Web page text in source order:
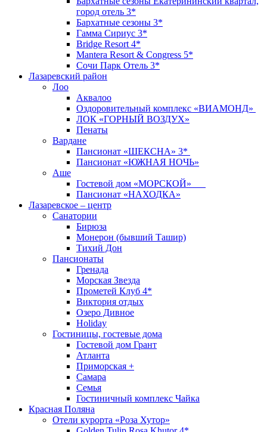
город отель 3*
Бархатные сезоны 3*
Гамма Сириус 3*
Bridge Resort 4*
Mantera Resort & Congress 5*
Сочи Парк Отель 3*
Лазаревский район
Лоо
Аквалоо
Оздоровительный комплекс «ВИАМОНД»
ЛОК «ГОРНЫЙ ВОЗДУХ»
Пенаты
Вардане
Пансионат «ШЕКСНА» 3*
Пансионат «ЮЖНАЯ НОЧЬ»
Аше
Гостевой дом «МОРСКОЙ»
Пансионат «НАХОДКА»
Лазаревское – центр
Санатории
Бирюза
Монерон (бывший Ташир)
Тихий Дон
Пансионаты
Гренада
Морская Звезда
Прометей Клуб 4*
Виктория отдых
Озеро Дивное
Holiday
Гостиницы, гостевые дома
Гостевой дом Грант
Атланта
Приморская +
Самара
Семья
Гостиничный комплекс Чайка
Красная Поляна
Отели курорта «Роза Хутор»